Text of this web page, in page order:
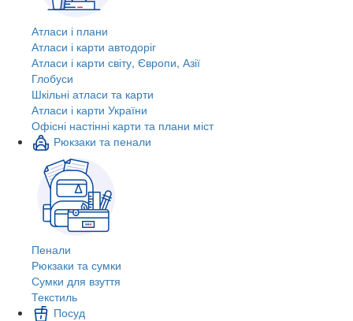
Атласи і плани
Атласи і карти автодоріг
Атласи і карти світу, Європи, Азії
Глобуси
Шкільні атласи та карти
Атласи і карти України
Офісні настінні карти та плани міст
Рюкзаки та пенали
Пенали
Рюкзаки та сумки
Сумки для взуття
Текстиль
Посуд